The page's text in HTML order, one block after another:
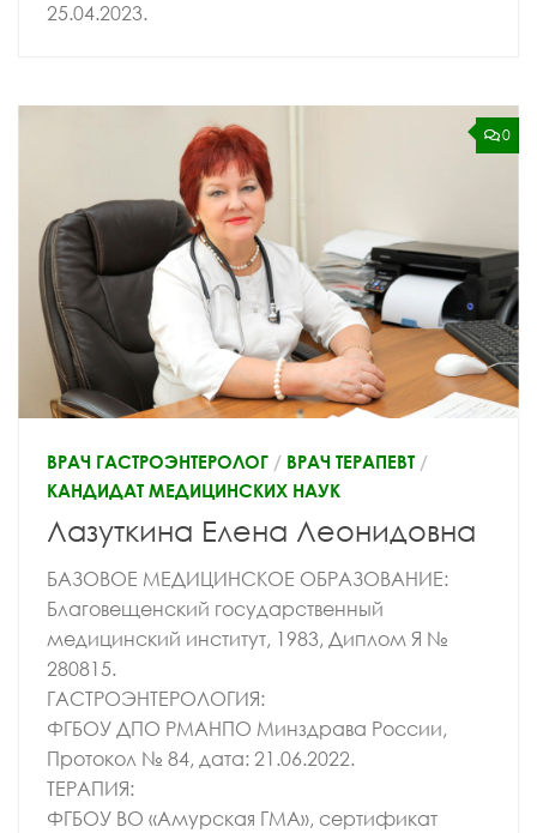
25.04.2023.
0
ВРАЧ ГАСТРОЭНТЕРОЛОГ / ВРАЧ ТЕРАПЕВТ/
КАНДИДАТ МЕДИЦИНСКИХ НАУК
Лазуткина Елена Леонидовна
БАЗОВОЕ МЕДИЦИНСКОЕ ОБРАЗОВАНИЕ:
Благовещенский государственный
медицинский институт, 1983, Диплом Я №
280815.
ГАСТРОЭНТЕРОЛОГИЯ:
ФГБОУ ДПО РМАНПО Минздрава России,
Протокол № 84, дата: 21.06.2022.
ТЕРАПИЯ:
ФГБОУ ВО «Амурская ГМА», сертификат